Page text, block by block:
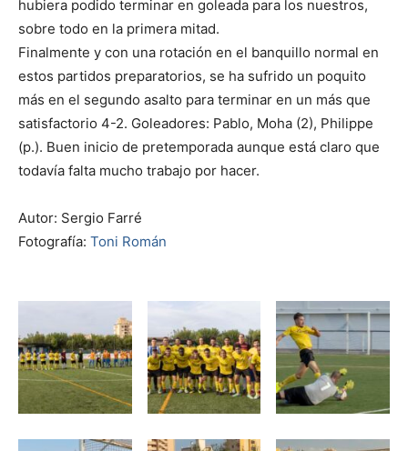
hubiera podido terminar en goleada para los nuestros,
sobre todo en la primera mitad.
Finalmente y con una rotación en el banquillo normal en
estos partidos preparatorios, se ha sufrido un poquito
más en el segundo asalto para terminar en un más que
satisfactorio 4-2. Goleadores: Pablo, Moha (2), Philippe
(p.). Buen inicio de pretemporada aunque está claro que
todavía falta mucho trabajo por hacer.
Autor: Sergio Farré
Fotografía: Toni Román